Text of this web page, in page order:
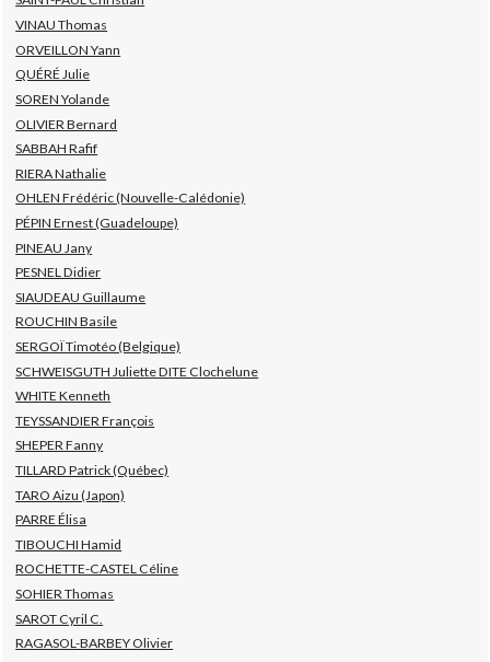
VINAU Thomas
ORVEILLON Yann
QUÉRÉ Julie
SOREN Yolande
OLIVIER Bernard
SABBAH Rafif
RIERA Nathalie
OHLEN Frédéric (Nouvelle-Calédonie)
PÉPIN Ernest (Guadeloupe)
PINEAU Jany
PESNEL Didier
SIAUDEAU Guillaume
ROUCHIN Basile
SERGOÏ Timotéo (Belgique)
SCHWEISGUTH Juliette DITE Clochelune
WHITE Kenneth
TEYSSANDIER François
SHEPER Fanny
TILLARD Patrick (Québec)
TARO Aizu (Japon)
PARRE Élisa
TIBOUCHI Hamid
ROCHETTE-CASTEL Céline
SOHIER Thomas
SAROT Cyril C.
RAGASOL-BARBEY Olivier